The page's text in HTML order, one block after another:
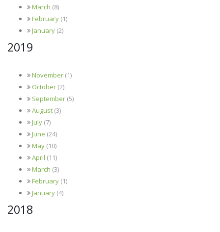
March (8)
February (1)
January (2)
2019
November (1)
October (2)
September (5)
August (3)
July (7)
June (24)
May (10)
April (11)
March (3)
February (1)
January (4)
2018